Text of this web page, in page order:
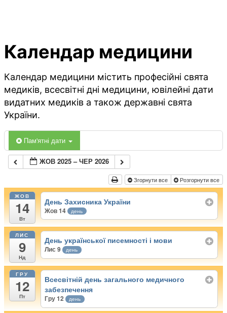
Календар медицини
Календар медицини містить професійні свята
медиків, всесвітні дні медицини, ювілейні дати
видатних медиків а також державні свята
України.
Пам'ятні дати
ЖОВ 2025 – ЧЕР 2026
Згорнути все Розгорнути все
ЖОВ
14
Вт
День Захисника України
Жов 14 день
ЛИС
9
Нд
День української писемності і мови
Лис 9 день
ГРУ
12
Пт
Всесвітній день загального медичного
забезпечення
Гру 12 день